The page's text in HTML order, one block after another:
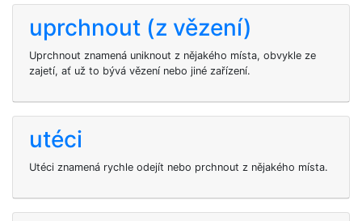
uprchnout (z vězení)
Uprchnout znamená uniknout z nějakého místa, obvykle ze
zajetí, ať už to bývá vězení nebo jiné zařízení.
utéci
Utéci znamená rychle odejít nebo prchnout z nějakého místa.